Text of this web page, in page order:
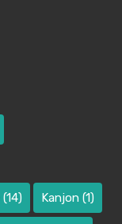
(14) Kanjon (1)